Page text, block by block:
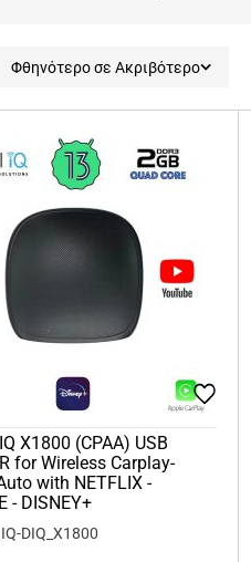
Φθηνότερο σε Ακριβότερο
X1800 (CPAA) USB
for Wireless Carplay-
with NETFLIX -
- DISNEY+
DIQ_X1800